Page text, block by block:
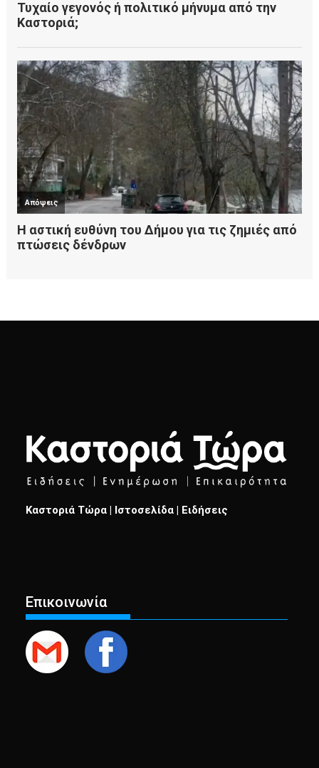
Καστοριά Τώρα | Ιστοσελίδα | Ειδήσεις
Επικοινωνία